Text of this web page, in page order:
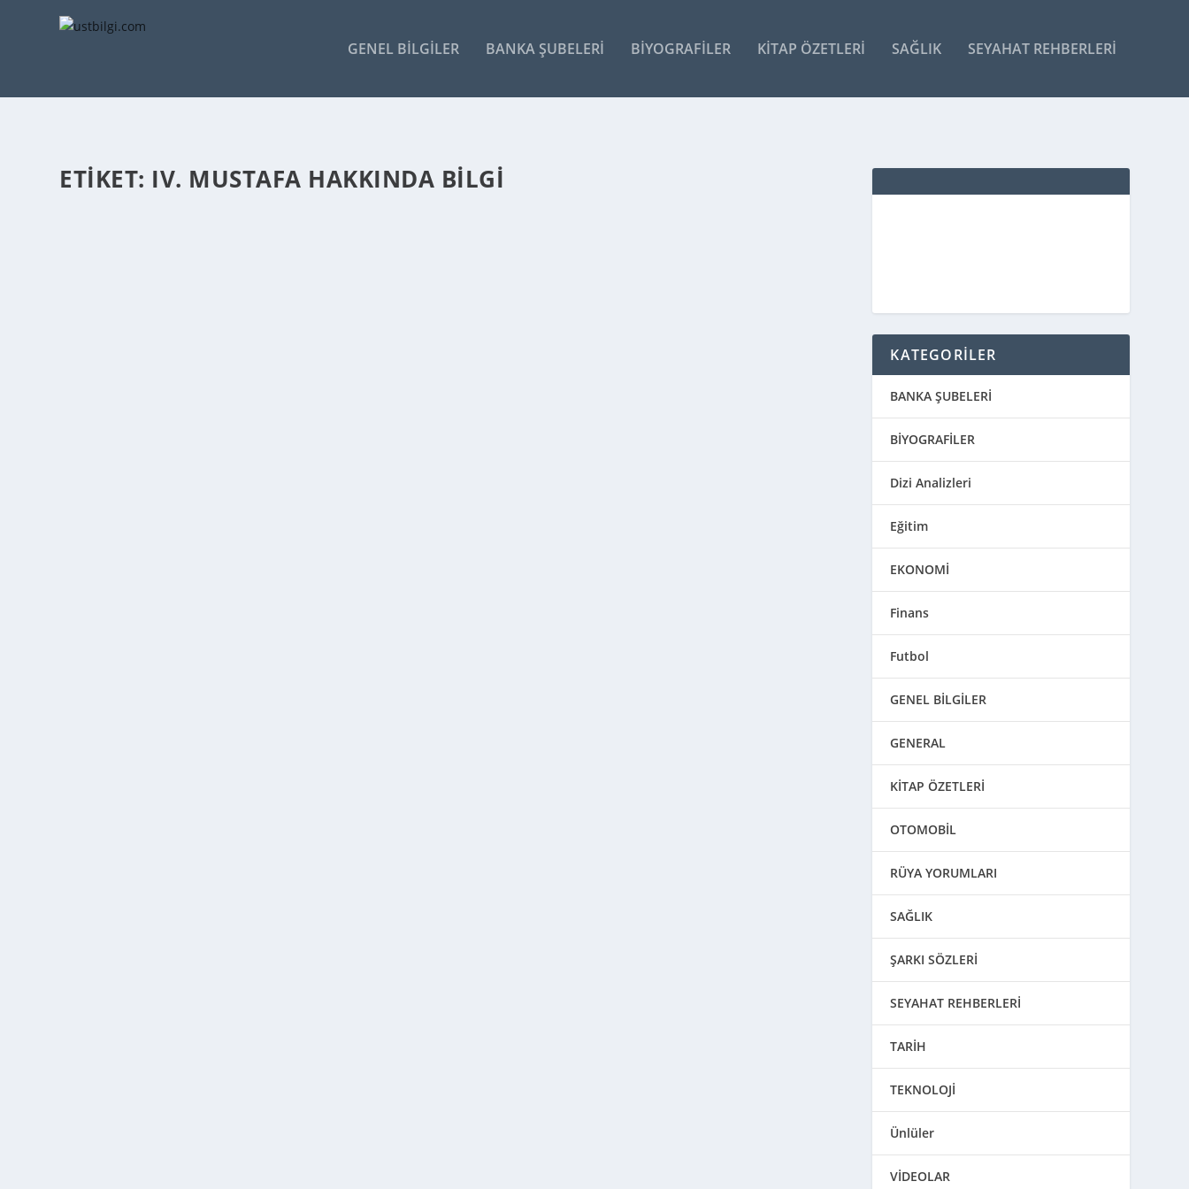
GENEL BILGILER BANKA ŞUBELERI BIYOGRAFILER KITAP ÖZETLERI SAĞLIK SEYAHAT REHBERLERI
ETIKET: IV. MUSTAFA HAKKINDA BILGI
KATEGORİLER
BANKA ŞUBELERİ
BİYOGRAFİLER
Dizi Analizleri
Eğitim
EKONOMİ
Finans
Futbol
GENEL BİLGİLER
GENERAL
KİTAP ÖZETLERİ
OTOMOBİL
RÜYA YORUMLARI
SAĞLIK
ŞARKI SÖZLERİ
SEYAHAT REHBERLERİ
TARİH
TEKNOLOJİ
Ünlüler
VİDEOLAR